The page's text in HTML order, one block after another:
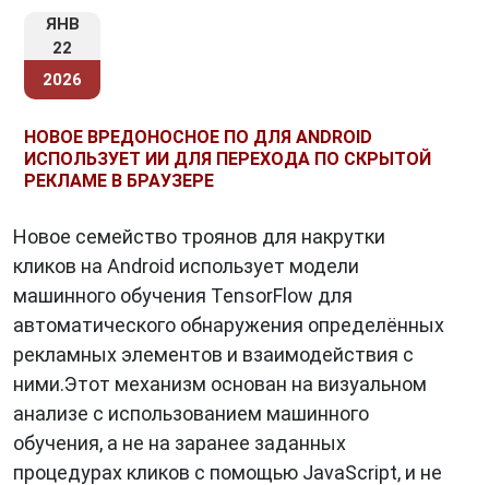
Современные формы троянов
Раньше трояны чаще всего
распространялись через электронную почту и
пиратское ПО, но сегодня их методы стали
куда изощрённее. В 2020-х годах наблюдается
всплескмобильных троянов
приложения, антивирусы и даже системные
обновления.
Современные трояны используют
обфускацию кода,шифрование трафикаи
динамические серверы управления, что
усложняет их обнаружение. Например, такие
угрозы, как EmotetиTrickBot
эволюционировали из простых троянов в
ЯНВ
22
2026
НОВОЕ ВРЕДОНОСНОЕ ПО ДЛЯ ANDROID
ИСПОЛЬЗУЕТ ИИ ДЛЯ ПЕРЕХОДА ПО СКРЫТОЙ
РЕКЛАМЕ В БРАУЗЕРЕ
Новое семейство троянов для накрутки
кликов на Android использует модели
машинного обучения TensorFlow для
автоматического обнаружения определённых
рекламных элементов и взаимодействия с
ними.Этот механизм основан на визуальном
анализе с использованием машинного
обучения, а не на заранее заданных
процедурах кликов с помощью JavaScript, и не